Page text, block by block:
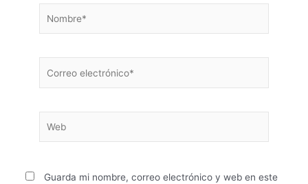
electrónico*
Guarda mi nombre, correo electrónico y web en este